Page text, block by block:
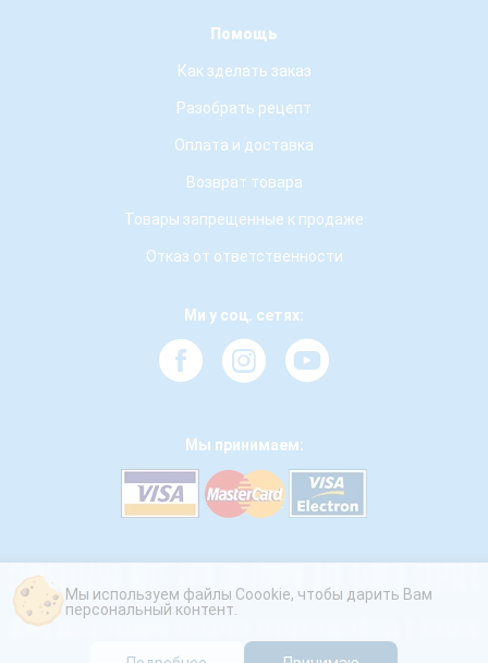
Помощь
Как зделать заказ
Разобрать рецепт
Оплата и доставка
Возврат товара
Товары запрещенные к продаже
Отказ от ответственности
Ми у соц. сетях:
Мы принимаем:
Мы используем файлы Coookie, чтобы дарить Вам
персональный контент.